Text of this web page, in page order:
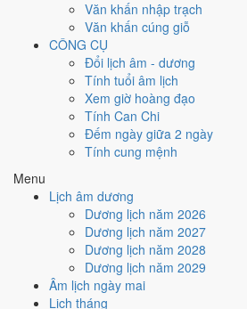
Văn khấn nhập trạch
Văn khấn cúng giỗ
CÔNG CỤ
Đổi lịch âm - dương
Tính tuổi âm lịch
Xem giờ hoàng đạo
Tính Can Chi
Đếm ngày giữa 2 ngày
Tính cung mệnh
Menu
Lịch âm dương
Dương lịch năm 2026
Dương lịch năm 2027
Dương lịch năm 2028
Dương lịch năm 2029
Âm lịch ngày mai
Lịch tháng
Ngày Hắc Đạogây bất lợi.
Cách tính ngày tốt
🏪
Khai trương - mở cửa hàng
Xấu
Khai trương - mở cửa hàng hôm nay ở
Bế và Ngày Hắc Đạogây bất lợi.
Cách tính ngày tốt
Ký hợp đồng - giao ước
Ký hợp đồng - giao ước hôm nay ở
và Ngày Hắc Đạo gây bất lợi.
Cách tính ngày tốt
Động thổ - khởi công
Xấu
Động thổ - khởi công hôm nay ở
Ngày Hắc Đạo